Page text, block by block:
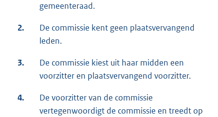
gemeenteraad.
2.
De commissie kent geen plaatsvervangend
leden.
3.
De commissie kiest uit haar midden een
voorzitter en plaatsvervangend voorzitter.
4.
De voorzitter van de commissie
vertegenwoordigt de commissie en treedt op